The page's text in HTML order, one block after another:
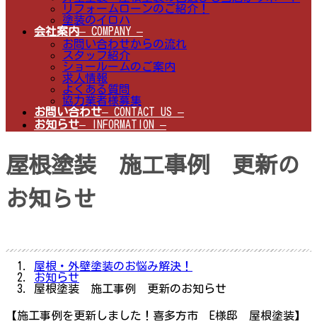
リフォームローンのご紹介！
塗装のイロハ
会社案内– COMPANY –
お問い合わせからの流れ
スタッフ紹介
ショールームのご案内
求人情報
よくある質問
協力業者様募集
お問い合わせ– CONTACT US –
お知らせ– INFORMATION –
屋根塗装 施工事例 更新の
お知らせ
屋根・外壁塗装のお悩み解決！
お知らせ
屋根塗装 施工事例 更新のお知らせ
【施工事例を更新しました！喜多方市 E様邸 屋根塗装】